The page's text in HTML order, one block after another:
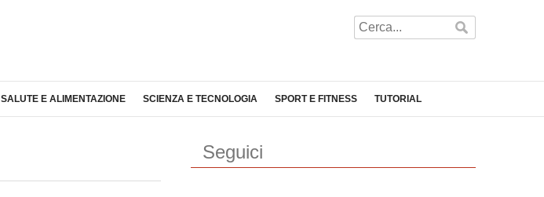
SALUTE E ALIMENTAZIONE SCIENZA E TECNOLOGIA SPORT E FITNESS TUTORIAL
Seguici